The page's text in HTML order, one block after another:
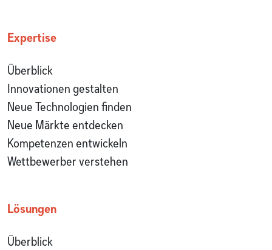
Expertise
Überblick
Innovationen gestalten
Neue Technologien finden
Neue Märkte entdecken
Kompetenzen entwickeln
Wettbewerber verstehen
Lösungen
Überblick